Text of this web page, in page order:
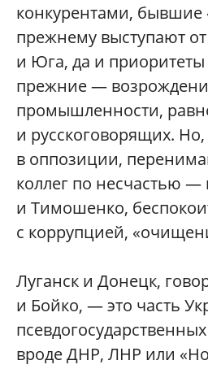
конкурентами, бывшие
прежнему выступают
и Юга, да и
прежние —
промышленности,
и русскоговорящих.
в оппозиции,
коллег по несчастью —
и Тимошенко,
с коррупцией,
Луганск и Донецк,
и Бойко, — это часть
вроде ДНР, ЛНР или